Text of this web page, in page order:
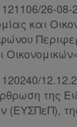
121106/26-
και
της
της